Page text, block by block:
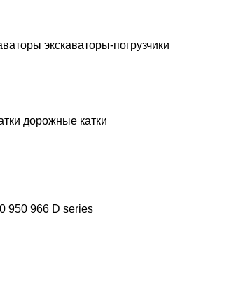
экскаваторы-погрузчики
дорожные катки
950 966 D series